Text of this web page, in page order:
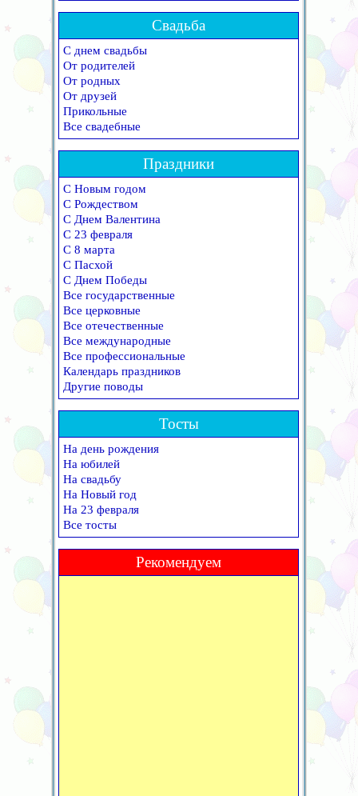
Свадьба
С днем свадьбы
От родителей
От родных
От друзей
Прикольные
Все свадебные
Праздники
С Новым годом
С Рождеством
С Днем Валентина
С 23 февраля
С 8 марта
С Пасхой
С Днем Победы
Все государственные
Все церковные
Все отечественные
Все международные
Все профессиональные
Календарь праздников
Другие поводы
Тосты
На день рождения
На юбилей
На свадьбу
На Новый год
На 23 февраля
Все тосты
Рекомендуем